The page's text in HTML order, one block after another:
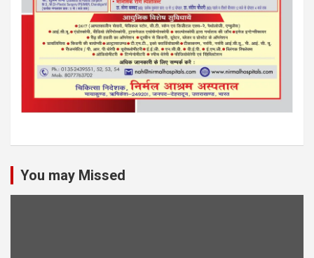
You may Missed